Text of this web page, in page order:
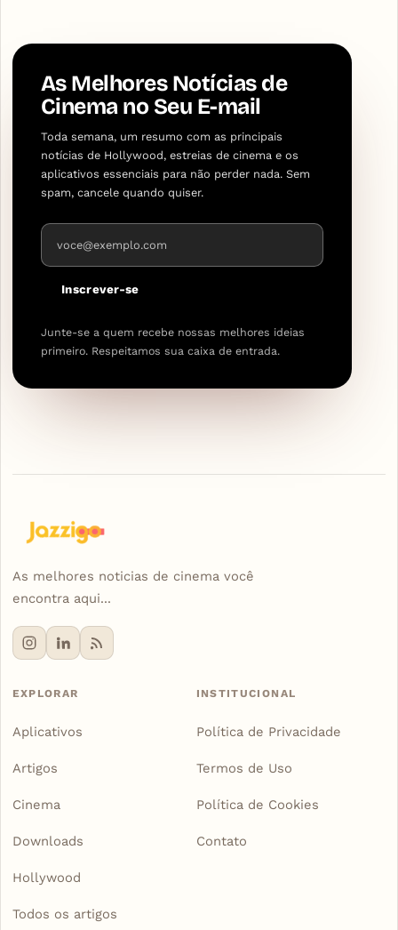
As Melhores Notícias de
Cinema no Seu E-mail
Toda semana, um resumo com as principais
notícias de Hollywood, estreias de cinema e os
aplicativos essenciais para não perder nada. Sem
spam, cancele quando quiser.
Endereço de e-mail
Inscrever-se
Junte-se a quem recebe nossas melhores ideias
primeiro. Respeitamos sua caixa de entrada.
As melhores noticias de cinema você
encontra aqui...
EXPLORAR
Aplicativos
Artigos
Cinema
Downloads
Hollywood
Todos os artigos
INSTITUCIONAL
Política de Privacidade
Termos de Uso
Política de Cookies
Contato